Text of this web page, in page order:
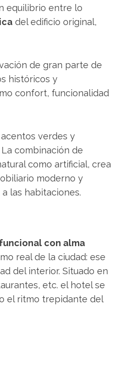
equilibrio entre lo
del edificio original,
de gran parte de
históricos y
confort, funcionalidad
verdes y
combinación de
como artificial, crea
moderno y
las habitaciones.
con alma
real de la ciudad: ese
del interior. Situado en
etc. el hotel se
el ritmo trepidante del